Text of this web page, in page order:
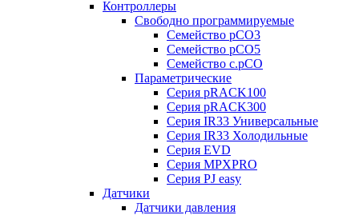
Контроллеры
Свободно программируемые
Семейство pCO3
Семейство pCO5
Семейство c.pCO
Параметрические
Серия pRACK100
Серия pRACK300
Серия IR33 Универсальные
Серия IR33 Холодильные
Серия EVD
Серия MPXPRO
Серия PJ easy
Датчики
Датчики давления